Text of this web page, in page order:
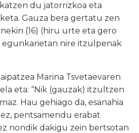
du jatorrizkoa eta
Gauza bera gertatu zen
(16) (hiru urte eta gero
nire itzulpenak
Marina Tsvetaevaren
eta: “Nik (gauzak) itzultzen
Hau gehiago da, esanahia
pentsamendu erabat
nondik dakigu zein bertsotan